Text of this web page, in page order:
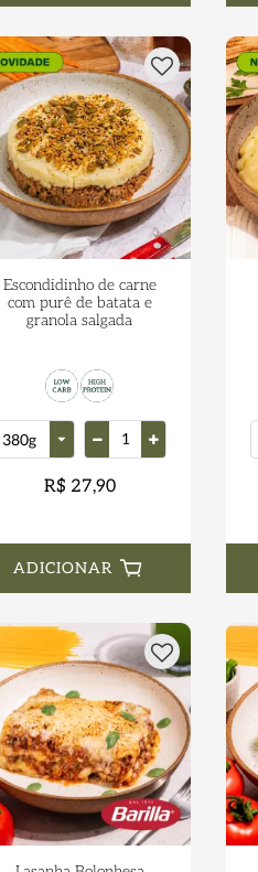
Escondidinho de carne
com purê de batata e
granola salgada
R$ 27,90
ADICIONAR